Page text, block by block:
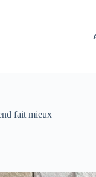
fait mieux